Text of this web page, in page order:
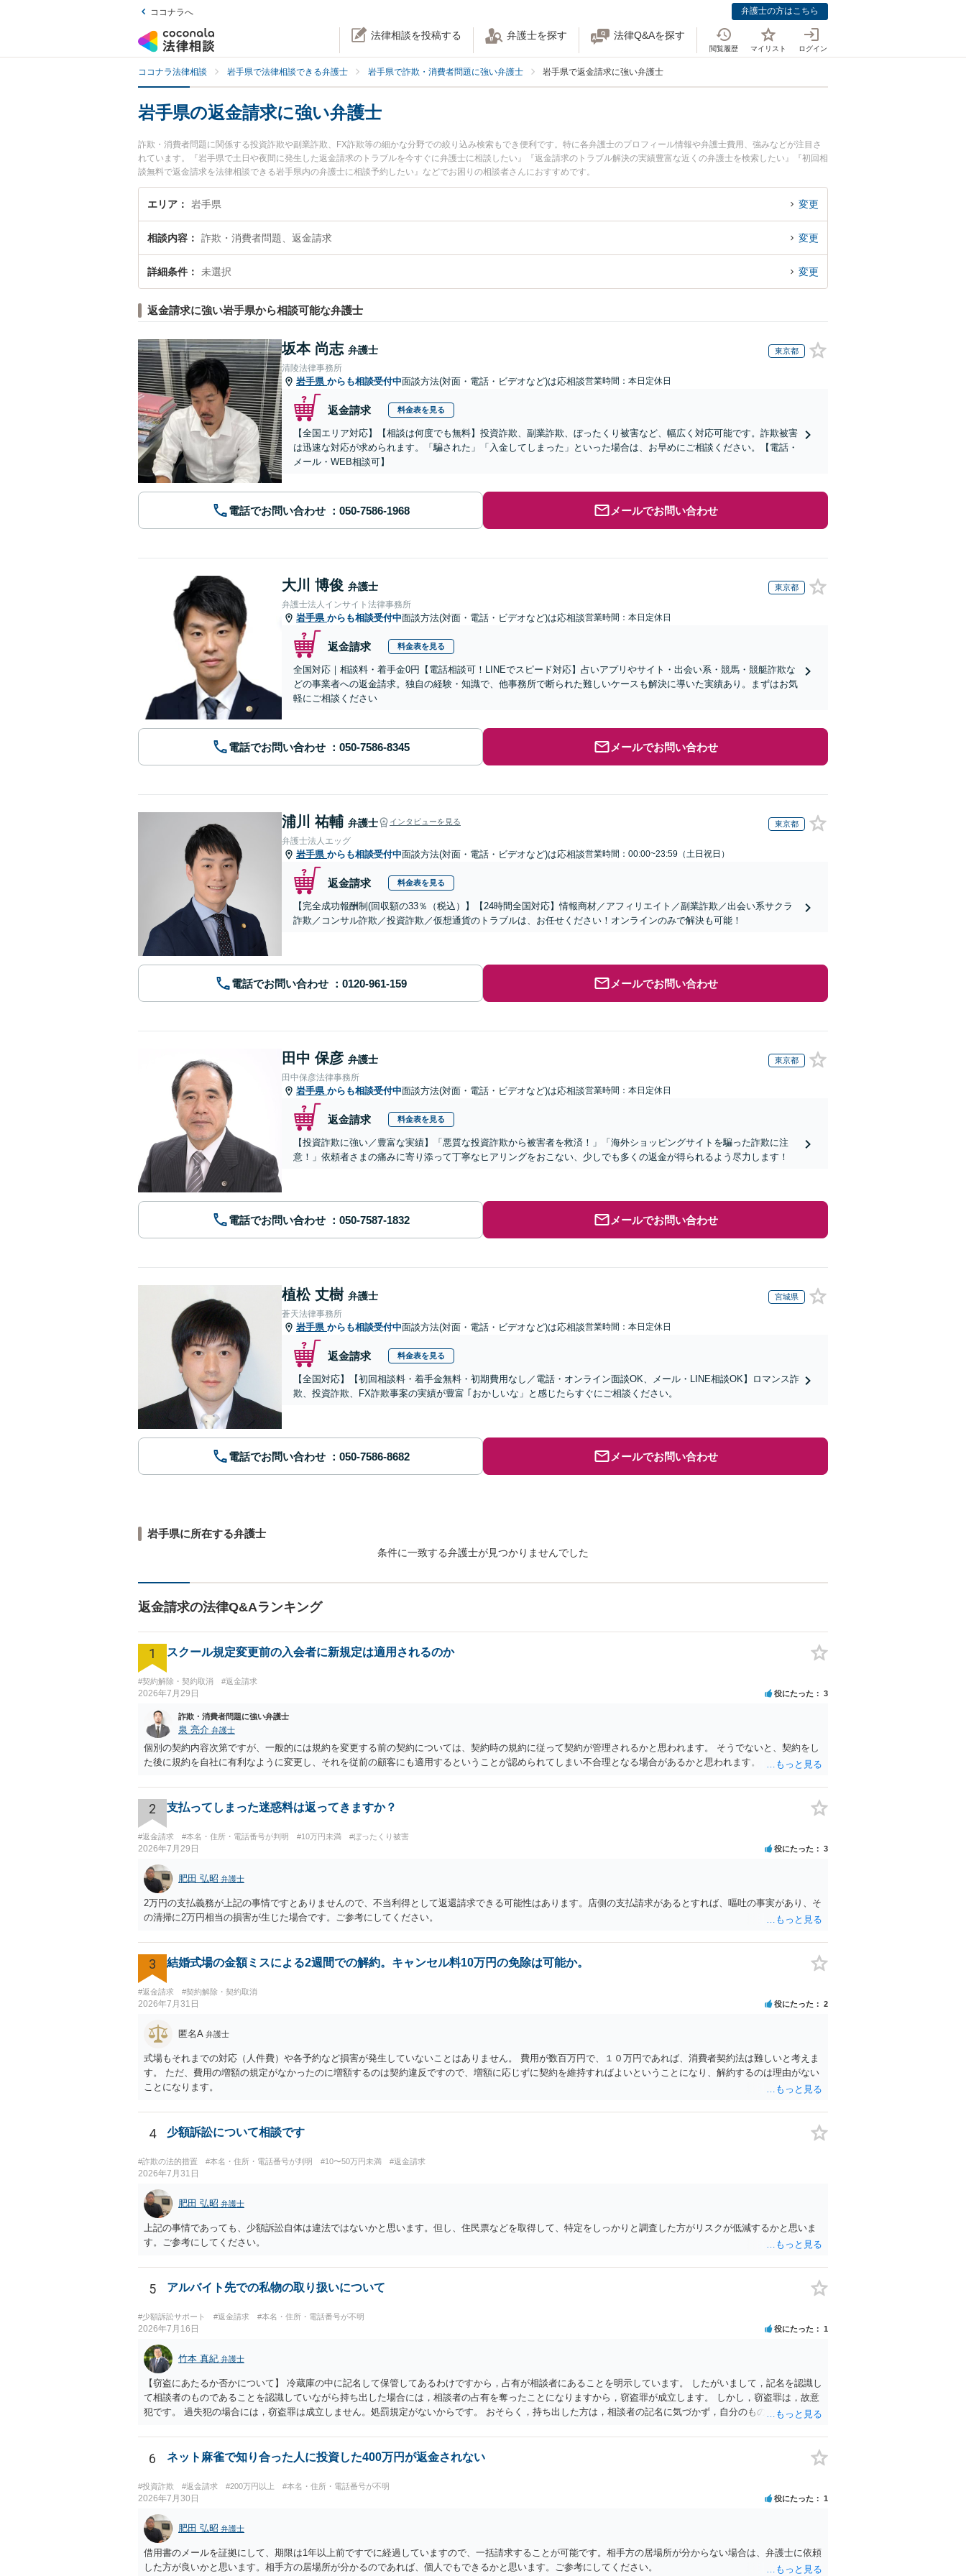
ココナラへ 弁護士の方はこちら
法律相談を投稿する 弁護士を探す 法律Q&Aを探す
閲覧履歴 マイリスト ログイン
ココナラ法律相談 岩手県で法律相談できる弁護士 岩手県で詐欺・消費者問題に強い弁護士 岩手県で返金請求に強い弁護士
岩手県の返金請求に強い弁護士
詐欺・消費者問題に関係する投資詐欺や副業詐欺、FX詐欺等の細かな分野での絞り込み検索もでき便利です。特に各弁護士のプロフィール情報や弁護士費用、強みなどが注目さ
れています。『岩手県で土日や夜間に発生した返金請求のトラブルを今すぐに弁護士に相談したい』『返金請求のトラブル解決の実績豊富な近くの弁護士を検索したい』『初回相
談無料で返金請求を法律相談できる岩手県内の弁護士に相談予約したい』などでお困りの相談者さんにおすすめです。
エリア 岩手県 変更
相談内容 詐欺・消費者問題、返金請求 変更
詳細条件 未選択 変更
返金請求に強い岩手県から相談可能な弁護士
坂本 尚志 弁護士 東京都
清陵法律事務所
岩手県 からも相談受付中面談方法(対面・電話・ビデオなど)は応相談営業時間：本日定休日
返金請求 料金表を見る
【全国エリア対応】【相談は何度でも無料】投資詐欺、副業詐欺、ぼったくり被害など、幅広く対応可能です。詐欺被害
は迅速な対応が求められます。「騙された」「入金してしまった」といった場合は、お早めにご相談ください。【電話・
メール・WEB相談可】
電話でお問い合わせ メールでお問い合わせ
大川 博俊 弁護士 東京都
弁護士法人インサイト法律事務所
岩手県 からも相談受付中面談方法(対面・電話・ビデオなど)は応相談営業時間：本日定休日
返金請求 料金表を見る
全国対応｜相談料・着手金0円【電話相談可！LINEでスピード対応】占いアプリやサイト・出会い系・競馬・競艇詐欺な
どの事業者への返金請求。独自の経験・知識で、他事務所で断られた難しいケースも解決に導いた実績あり。まずはお気
軽にご相談ください
電話でお問い合わせ メールでお問い合わせ
浦川 祐輔 弁護士 インタビューを見る 東京都
弁護士法人エッグ
岩手県 からも相談受付中面談方法(対面・電話・ビデオなど)は応相談営業時間：00:00~23:59（土日祝日）
返金請求 料金表を見る
【完全成功報酬制(回収額の33％（税込）】【24時間全国対応】情報商材／アフィリエイト／副業詐欺／出会い系サクラ
詐欺／コンサル詐欺／投資詐欺／仮想通貨のトラブルは、お任せください！オンラインのみで解決も可能！
電話でお問い合わせ メールでお問い合わせ
田中 保彦 弁護士 東京都
田中保彦法律事務所
岩手県 からも相談受付中面談方法(対面・電話・ビデオなど)は応相談営業時間：本日定休日
返金請求 料金表を見る
【投資詐欺に強い／豊富な実績】「悪質な投資詐欺から被害者を救済！」「海外ショッピングサイトを騙った詐欺に注
意！」依頼者さまの痛みに寄り添って丁寧なヒアリングをおこない、少しでも多くの返金が得られるよう尽力します！
電話でお問い合わせ メールでお問い合わせ
植松 丈樹 弁護士 宮城県
蒼天法律事務所
岩手県 からも相談受付中面談方法(対面・電話・ビデオなど)は応相談営業時間：本日定休日
返金請求 料金表を見る
【全国対応】【初回相談料・着手金無料・初期費用なし／電話・オンライン面談OK、メール・LINE相談OK】ロマンス詐
欺、投資詐欺、FX詐欺事案の実績が豊富 ｢おかしいな」と感じたらすぐにご相談ください。
電話でお問い合わせ メールでお問い合わせ
岩手県に所在する弁護士
条件に一致する弁護士が見つかりませんでした
返金請求の法律Q&Aランキング
1 スクール規定変更前の入会者に新規定は適用されるのか
#契約解除・契約取消 #返金請求
2026年7月29日 役にたった 3
詐欺・消費者問題に強い弁護士
泉 亮介 弁護士
個別の契約内容次第ですが、一般的には規約を変更する前の契約については、契約時の規約に従って契約が管理されるかと思われます。 そうでないと、契約をし
た後に規約を自社に有利なように変更し、それを従前の顧客にも適用するということが認められてしまい不合理となる場合があるかと思われます。
2 支払ってしまった迷惑料は返ってきますか？
#返金請求 #本名・住所・電話番号が判明 #10万円未満 #ぼったくり被害
2026年7月29日 役にたった 3
肥田 弘昭 弁護士
2万円の支払義務が上記の事情ですとありませんので、不当利得として返還請求できる可能性はあります。店側の支払請求があるとすれば、嘔吐の事実があり、そ
の清掃に2万円相当の損害が生じた場合です。ご参考にしてください。
3 結婚式場の金額ミスによる2週間での解約。キャンセル料10万円の免除は可能か。
#返金請求 #契約解除・契約取消
2026年7月31日 役にたった 2
匿名A 弁護士
式場もそれまでの対応（人件費）や各予約など損害が発生していないことはありません。 費用が数百万円で、１０万円であれば、消費者契約法は難しいと考えま
す。 ただ、費用の増額の規定がなかったのに増額するのは契約違反ですので、増額に応じずに契約を維持すればよいということになり、解約するのは理由がない
ことになります。
4 少額訴訟について相談です
#詐欺の法的措置 #本名・住所・電話番号が判明 #10〜50万円未満 #返金請求
2026年7月31日
肥田 弘昭 弁護士
上記の事情であっても、少額訴訟自体は違法ではないかと思います。但し、住民票などを取得して、特定をしっかりと調査した方がリスクが低減するかと思いま
す。ご参考にしてください。
5 アルバイト先での私物の取り扱いについて
#少額訴訟サポート #返金請求 #本名・住所・電話番号が不明
2026年7月16日 役にたった 1
竹本 真紀 弁護士
【窃盗にあたるか否かについて】 冷蔵庫の中に記名して保管してあるわけですから，占有が相談者にあることを明示しています。 したがいまして，記名を認識し
て相談者のものであることを認識していながら持ち出した場合には，相談者の占有を奪ったことになりますから，窃盗罪が成立します。 しかし，窃盗罪は，故意
犯です。 過失犯の場合には，窃盗罪は成立しません。処罰規定がないからです。 おそらく，持ち出した方は，相談者の記名に気づかず，自分のものと間違えて持
は，過失にすぎませんから，窃盗罪は成立せず，刑事的処罰を求めることはできません。 【弁償してもらうことは可能か】 刑事ではなく民事の場合，不法行為に
基づく損害賠償請求が問題となります。 不法行為に基づく損害賠償請求は，故意だけではなく過失も対象となります。 したがいまして，弁償してもらうことは可
6 ネット麻雀で知り合った人に投資した400万円が返金されない
#投資詐欺 #返金請求 #200万円以上 #本名・住所・電話番号が不明
2026年7月30日 役にたった 1
肥田 弘昭 弁護士
借用書のメールを証拠にして、期限は1年以上前ですでに経過していますので、一括請求することが可能です。相手方の居場所が分からない場合は、弁護士に依頼
した方が良いかと思います。相手方の居場所が分かるのであれば、個人でもできるかと思います。ご参考にしてください。